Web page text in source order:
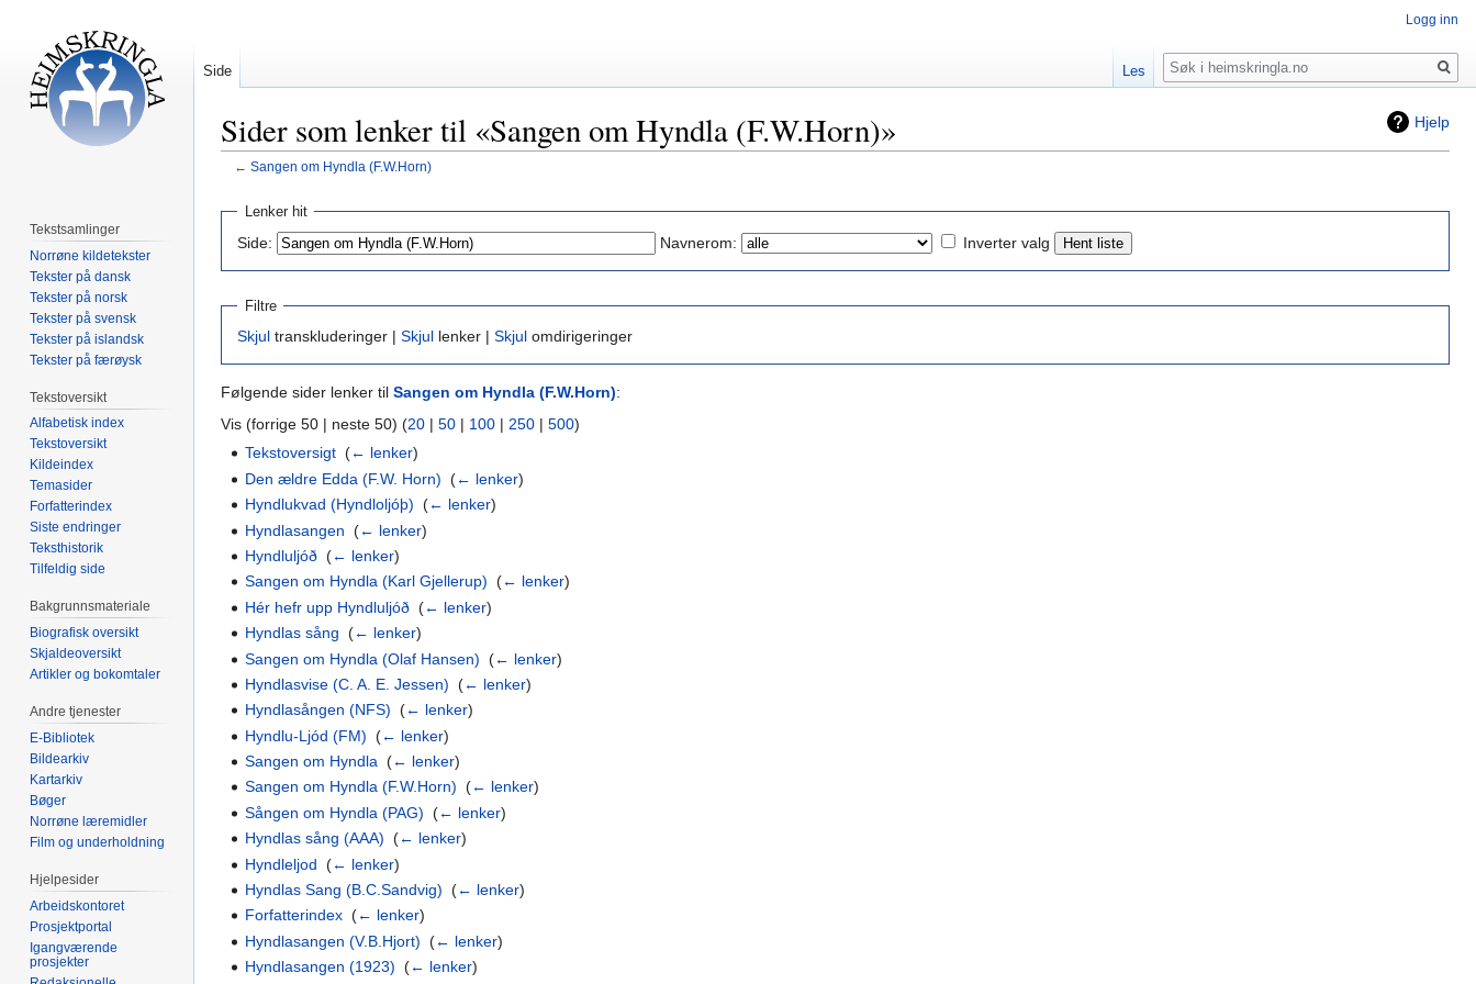
Hjelp
Sider som lenker til «Sangen om Hyndla (F.W.Horn)»
← Sangen om Hyndla (F.W.Horn)
Hopp
navigering
Hopp
søk
Lenker hit
Side: Navnerom: Inverter valg
Filtre
Skjul transkluderinger | Skjul lenker | Skjul omdirigeringer
Følgende sider lenker til Sangen om Hyndla (F.W.Horn):
Vis (forrige 50 | neste 50) (20 | 50 | 100 | 250 | 500)
Tekstoversigt ‎(← lenker)
Den ældre Edda (F.W. Horn) ‎(← lenker)
Hyndlukvad (Hyndloljóþ) ‎(← lenker)
Hyndlasangen ‎(← lenker)
Hyndluljóð ‎(← lenker)
Sangen om Hyndla (Karl Gjellerup) ‎(← lenker)
Hér hefr upp Hyndluljóð ‎(← lenker)
Hyndlas sång ‎(← lenker)
Sangen om Hyndla (Olaf Hansen) ‎(← lenker)
Hyndlasvise (C. A. E. Jessen) ‎(← lenker)
Hyndlasången (NFS) ‎(← lenker)
Hyndlu-Ljód (FM) ‎(← lenker)
Sangen om Hyndla ‎(← lenker)
Sangen om Hyndla (F.W.Horn) ‎(← lenker)
Sången om Hyndla (PAG) ‎(← lenker)
Hyndlas sång (AAA) ‎(← lenker)
Hyndleljod ‎(← lenker)
Hyndlas Sang (B.C.Sandvig) ‎(← lenker)
Forfatterindex ‎(← lenker)
Hyndlasangen (V.B.Hjort) ‎(← lenker)
Hyndlasangen (1923) ‎(← lenker)
Logg inn
Side Les
Søk
Tekstsamlinger
Norrøne kildetekster
Tekster på dansk
Tekster på norsk
Tekster på svensk
Tekster på islandsk
Tekster på færøysk
Tekstoversikt
Alfabetisk index
Tekstoversikt
Kildeindex
Temasider
Forfatterindex
Siste endringer
Teksthistorik
Tilfeldig side
Bakgrunnsmateriale
Biografisk oversikt
Skjaldeoversikt
Artikler og bokomtaler
Andre tjenester
E-Bibliotek
Bildearkiv
Kartarkiv
Bøger
Norrøne læremidler
Film og underholdning
Hjelpesider
Arbeidskontoret
Prosjektportal
Igangværende
prosjekter